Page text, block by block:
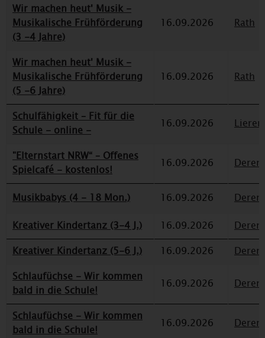
Wir machen heut' Musik -
Musikalische Frühförderung
(3 -4 Jahre)
16.09.2026 Rath
Wir machen heut' Musik -
Musikalische Frühförderung
(5 -6 Jahre)
16.09.2026 Rath
Schulfähigkeit – Fit für die
Schule - online -
16.09.2026
"Elternstart NRW“ – Offenes
Spielcafé - kostenlos!
16.09.2026
Musikbabys (4 - 18 Mon.) 16.09.2026
Kreativer Kindertanz (3-4 J.)
16.09.2026
Kreativer Kindertanz (5-6 J.)
16.09.2026
Schlaufüchse - Wir kommen
bald in die Schule!
16.09.2026
Schlaufüchse - Wir kommen
bald in die Schule!
16.09.2026